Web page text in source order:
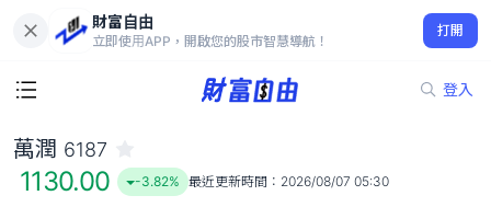
財富自由
立即使用APP，開啟您的股市智慧導航！
打開
登入
1130.00
-3.82%
萬潤 6187
1130.00 -3.82% 最近更新時間： 2026/08/07 05:30